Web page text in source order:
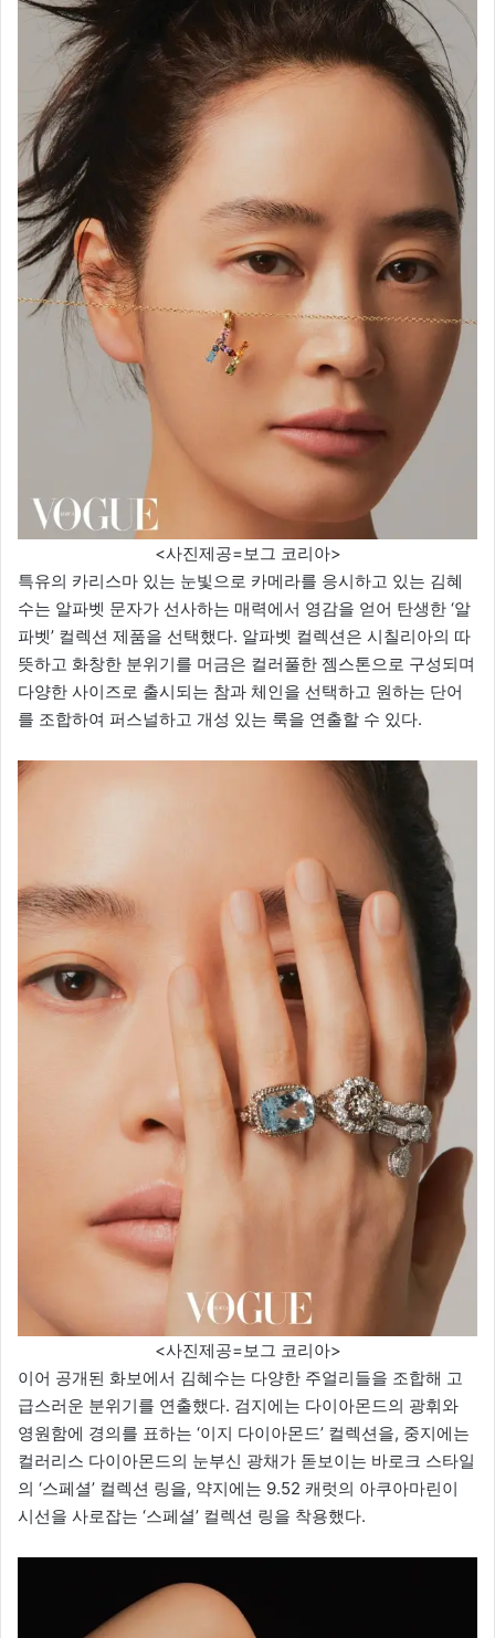
<사진제공=보그 코리아>
특유의 카리스마 있는 눈빛으로 카메라를 응시하고 있는 김혜
수는 알파벳 문자가 선사하는 매력에서 영감을 얻어 탄생한 ‘알
파벳’ 컬렉션 제품을 선택했다. 알파벳 컬렉션은 시칠리아의 따
뜻하고 화창한 분위기를 머금은 컬러풀한 젬스톤으로 구성되며
다양한 사이즈로 출시되는 참과 체인을 선택하고 원하는 단어
를 조합하여 퍼스널하고 개성 있는 룩을 연출할 수 있다.
<사진제공=보그 코리아>
이어 공개된 화보에서 김혜수는 다양한 주얼리들을 조합해 고
급스러운 분위기를 연출했다. 검지에는 다이아몬드의 광휘와
영원함에 경의를 표하는 ‘이지 다이아몬드’ 컬렉션을, 중지에는
컬러리스 다이아몬드의 눈부신 광채가 돋보이는 바로크 스타일
의 ‘스페셜’ 컬렉션 링을, 약지에는 9.52 캐럿의 아쿠아마린이
시선을 사로잡는 ‘스페셜’ 컬렉션 링을 착용했다.